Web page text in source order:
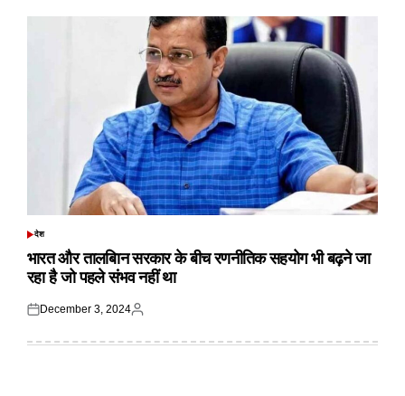
POSTED
देश
भारत और तालबिान सरकार के बीच रणनीतिक सहयोग भी बढ़ने जा
रहा है जो पहले संभव नहीं था
Posted
December 3, 2024
Posted